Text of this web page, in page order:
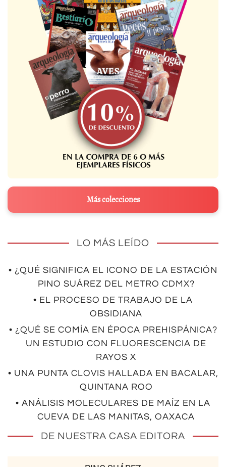
Más colecciones
LO MÁS LEÍDO
• ¿QUÉ SIGNIFICA EL ICONO DE LA ESTACIÓN
PINO SUÁREZ DEL METRO CDMX?
• EL PROCESO DE TRABAJO DE LA
OBSIDIANA
• ¿QUÉ SE COMÍA EN ÉPOCA PREHISPÁNICA?
UN ESTUDIO CON FLUORESCENCIA DE
RAYOS X
• UNA PUNTA CLOVIS HALLADA EN BACALAR,
QUINTANA ROO
• ANÁLISIS MOLECULARES DE MAÍZ EN LA
CUEVA DE LAS MANITAS, OAXACA
DE NUESTRA CASA EDITORA